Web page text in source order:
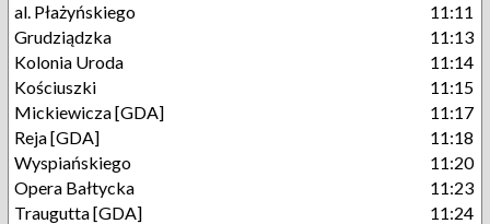
al. Płażyńskiego
11:11
Grudziądzka
11:13
Kolonia Uroda
11:14
Kościuszki
11:15
Mickiewicza [GDA]
11:17
Reja [GDA]
11:18
Wyspiańskiego
11:20
Opera Bałtycka
11:23
Traugutta [GDA]
11:24